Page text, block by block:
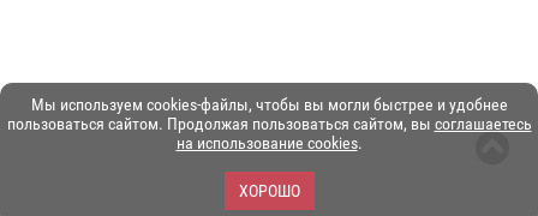
Мы используем cookies-файлы, чтобы вы могли быстрее и удобнее
пользоваться сайтом. Продолжая пользоваться сайтом, вы соглашаетесь
на использование cookies.
ХОРОШО